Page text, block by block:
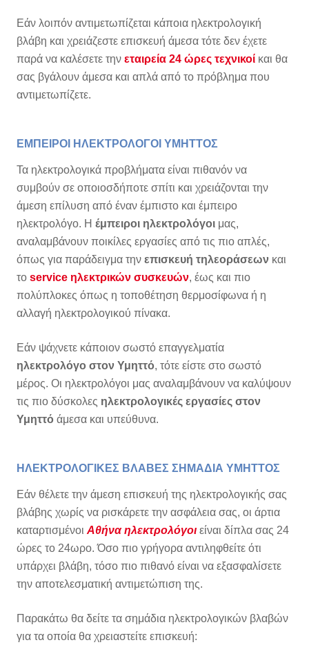
Εάν λοιπόν αντιμετωπίζεται κάποια ηλεκτρολογική
βλάβη και χρειάζεστε επισκευή άμεσα τότε δεν έχετε
παρά να καλέσετε την εταιρεία 24 ώρες τεχνικοί και θα
σας βγάλουν άμεσα και απλά από το πρόβλημα που
αντιμετωπίζετε.
ΕΜΠΕΙΡΟΙ ΗΛΕΚΤΡΟΛΟΓΟΙ ΥΜΗΤΤΟΣ
Τα ηλεκτρολογικά προβλήματα είναι πιθανόν να
συμβούν σε οποιοσδήποτε σπίτι και χρειάζονται την
άμεση επίλυση από έναν έμπιστο και έμπειρο
ηλεκτρολόγο. Η έμπειροι ηλεκτρολόγοι μας,
αναλαμβάνουν ποικίλες εργασίες από τις πιο απλές,
όπως για παράδειγμα την επισκευή τηλεοράσεων και
το service ηλεκτρικών συσκευών, έως και πιο
πολύπλοκες όπως η τοποθέτηση θερμοσίφωνα ή η
αλλαγή ηλεκτρολογικού πίνακα.
Εάν ψάχνετε κάποιον σωστό επαγγελματία
ηλεκτρολόγο στον Υμηττό, τότε είστε στο σωστό
μέρος. Οι ηλεκτρολόγοι μας αναλαμβάνουν να καλύψουν
τις πιο δύσκολες ηλεκτρολογικές εργασίες στον
Υμηττό άμεσα και υπεύθυνα.
ΗΛΕΚΤΡΟΛΟΓΙΚΕΣ ΒΛΑΒΕΣ ΣΗΜΑΔΙΑ ΥΜΗΤΤΟΣ
Εάν θέλετε την άμεση επισκευή της ηλεκτρολογικής σας
βλάβης χωρίς να ρισκάρετε την ασφάλεια σας, οι άρτια
καταρτισμένοι Αθήνα ηλεκτρολόγοι είναι δίπλα σας 24
ώρες το 24ωρο. Όσο πιο γρήγορα αντιληφθείτε ότι
υπάρχει βλάβη, τόσο πιο πιθανό είναι να εξασφαλίσετε
την αποτελεσματική αντιμετώπιση της.
Παρακάτω θα δείτε τα σημάδια ηλεκτρολογικών βλαβών
για τα οποία θα χρειαστείτε επισκευή: